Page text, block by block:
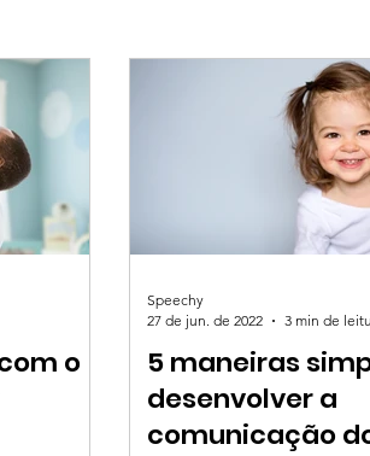
o
5 maneiras
desenvolver a
comunicação
Speechy
27 de jun. de 2022
3 min de